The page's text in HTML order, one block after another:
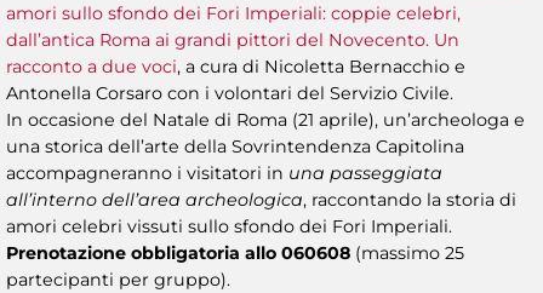
amori sullo sfondo dei Fori Imperiali: coppie celebri,
dall’antica Roma ai grandi pittori del Novecento. Un
racconto a due voci, a cura di Nicoletta Bernacchio e
Antonella Corsaro con i volontari del Servizio Civile.
In occasione del Natale di Roma (21 aprile), un’archeologa e
una storica dell’arte della Sovrintendenza Capitolina
accompagneranno i visitatori in una passeggiata
all’interno dell’area archeologica, raccontando la storia di
amori celebri vissuti sullo sfondo dei Fori Imperiali.
Prenotazione obbligatoria allo 060608 (massimo 25
partecipanti per gruppo).